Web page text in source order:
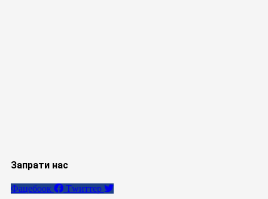
Запрати нас
Фацебоок Тwиттер